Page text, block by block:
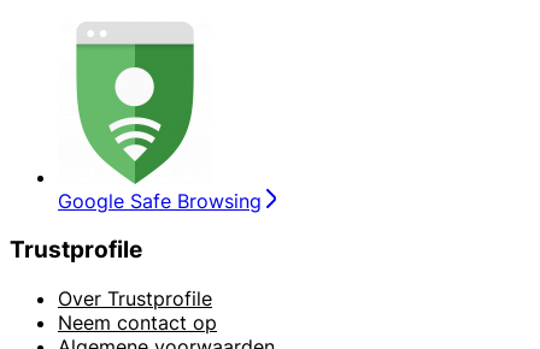
Google Safe Browsing
Trustprofile
Over Trustprofile
Neem contact op